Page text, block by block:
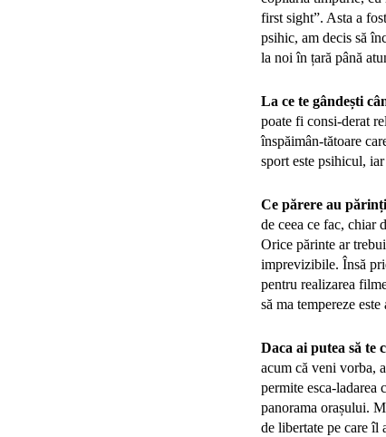
first sight”. Asta a
psihic, am decis să
la noi în țară până
La ce te gândești
poate fi consi-derat
înspăimân-tătoare
sport este psihicul,
Ce părere au
de ceea ce fac, chiar
Orice părinte ar
imprevizibile. Însă
pentru realizarea
să ma tempereze
Daca ai putea să te
acum că veni vorba,
permite esca-ladarea
panorama orașului.
de libertate pe care îl